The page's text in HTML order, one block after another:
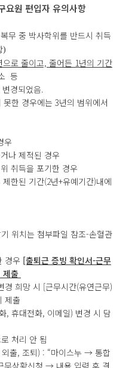
요원 편입자 유의사항
무 중 박사학위를 반드시 취득
)
로 줄이고, 줄어든 1년의 기간
등
경되었음.
한 경우에는 3년의 범위에서
우
나 제적된 경우
취득을 포기한 경우
한된 기간(2년+유예기간)내에
위치는 첨부파일 참조-손혈관
경우 [출퇴근 증빙 확인서-근무
제출
경 희망 시 [근무시간(유연근무)
제출
, 휴대전화, 이메일) 변경 시 담
처리 안 됨
출, 조퇴) : “마이스누 → 통합
상황신청 → 내용 입력 후 결